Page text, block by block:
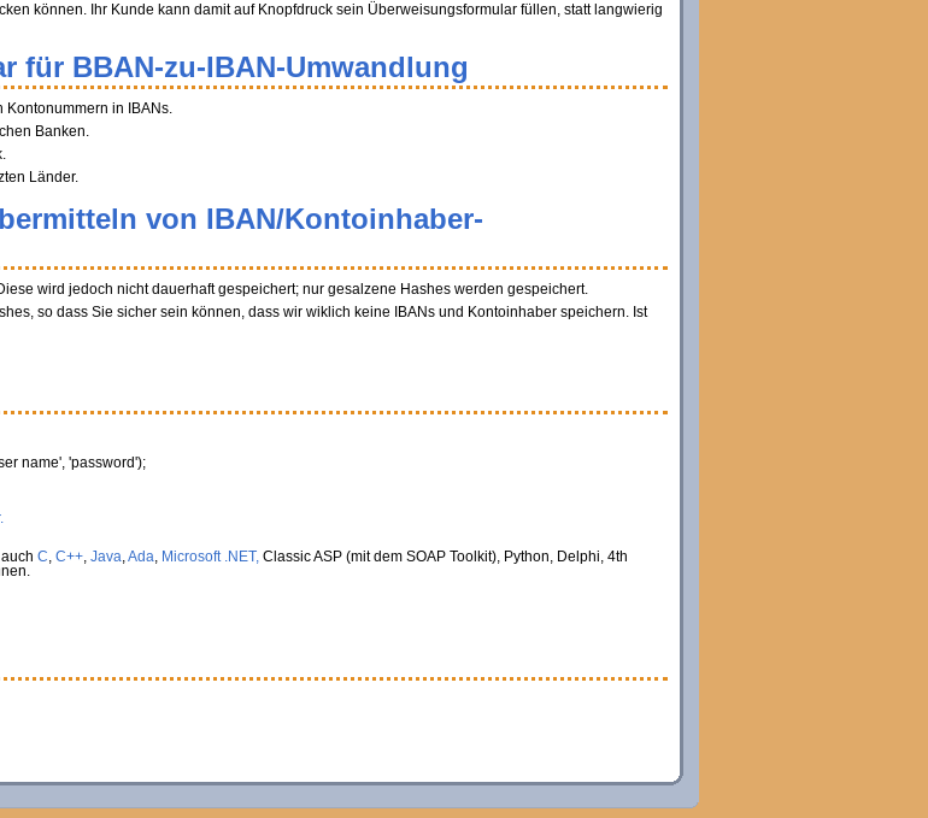
können. Ihr Kunde kann damit auf Knopfdruck sein Überweisungsformular füllen, statt langwierig
für BBAN-zu-IBAN-Umwandlung
in IBANs.
Banken.
Länder.
von IBAN/Kontoinhaber-
wird jedoch nicht dauerhaft gespeichert; nur gesalzene Hashes werden gespeichert.
so dass Sie sicher sein können, dass wir wiklich keine IBANs und Kontoinhaber speichern. Ist
name', 'password');
C, C++, Java,Ada, Microsoft .NET,Classic ASP (mit dem SOAP Toolkit), Python, Delphi, 4th